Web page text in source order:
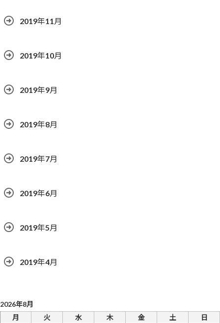
2019年11月
2019年10月
2019年9月
2019年8月
2019年7月
2019年6月
2019年5月
2019年4月
2026年8月
月
火 水 木 金 土 日